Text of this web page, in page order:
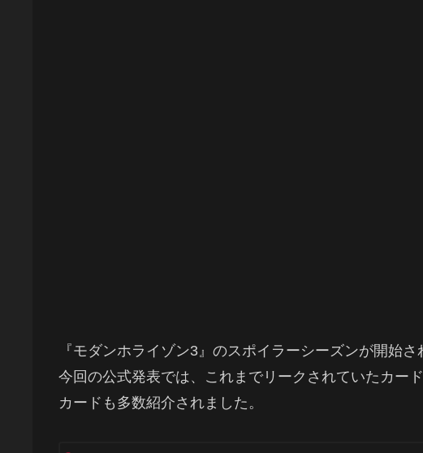
『モダンホライゾン3』のスポイラーシーズンが開始さ
今回の公式発表では、これまでリークされていたカー
カードも多数紹介されました。